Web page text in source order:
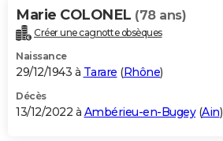
Marie COLONEL (78 ans)
Créer une cagnotte obsèques
Naissance
29/12/1943 à Tarare (Rhône)
Décès
13/12/2022 à Ambérieu-en-Bugey(Ain)